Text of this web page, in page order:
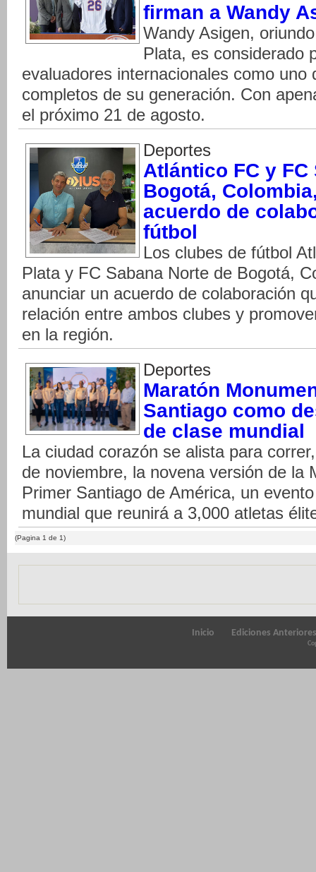
firman a Wandy
Wandy Asigen,
Plata, es considerado
evaluadores internacionales como uno
completos de su generación. Con
el próximo 21 de agosto.
Deportes
Atlántico FC y FC
Bogotá,
acuerdo de
fútbol
Los clubes de fútbol
Plata y FC Sabana Norte de Bogotá,
anunciar un acuerdo de colaboración
relación entre ambos clubes y
en la región.
Deportes
Maratón
Santiago como
de clase mundial
La ciudad corazón se alista para
de noviembre, la novena versión de la
Primer Santiago de América, un
mundial que reunirá a 3,000 atletas
(Pagina 1 de 1)
Inicio Ediciones Anteriores